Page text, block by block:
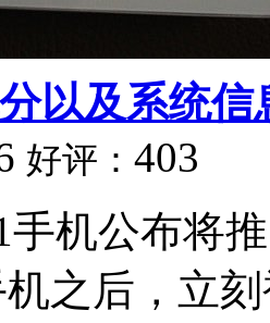
以及系统信
好评： 403
手机公布将
机之后，立